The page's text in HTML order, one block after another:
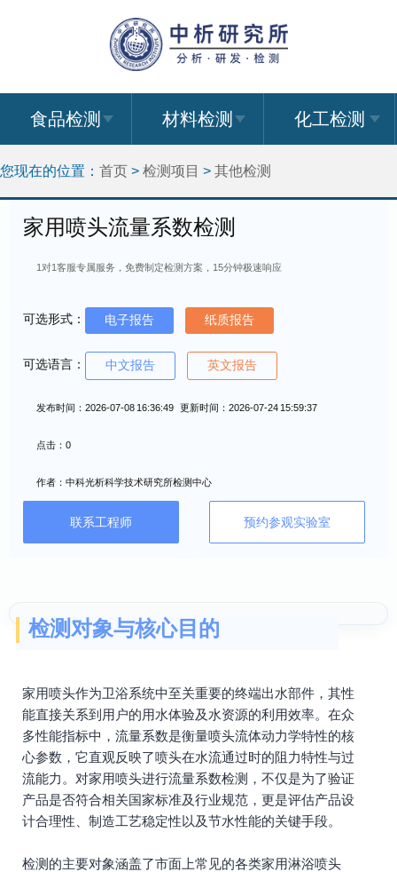
食品检测 材料检测 化工检测
您现在的位置： 首页 > 检测项目 > 其他检测
家用喷头流量系数检测
1对1客服专属服务，免费制定检测方案，15分钟极速响应
可选形式： 电子报告 纸质报告
可选语言： 中文报告 英文报告
发布时间：2026-07-08 16:36:49 更新时间：2026-07-24 15:59:37
点击：0
作者：中科光析科学技术研究所检测中心
联系工程师 预约参观实验室
检测对象与核心目的
家用喷头作为卫浴系统中至关重要的终端出水部件，其性
能直接关系到用户的用水体验及水资源的利用效率。在众
多性能指标中，流量系数是衡量喷头流体动力学特性的核
心参数，它直观反映了喷头在水流通过时的阻力特性与过
流能力。对家用喷头进行流量系数检测，不仅是为了验证
产品是否符合相关国家标准及行业规范，更是评估产品设
计合理性、制造工艺稳定性以及节水性能的关键手段。
检测的主要对象涵盖了市面上常见的各类家用淋浴喷头